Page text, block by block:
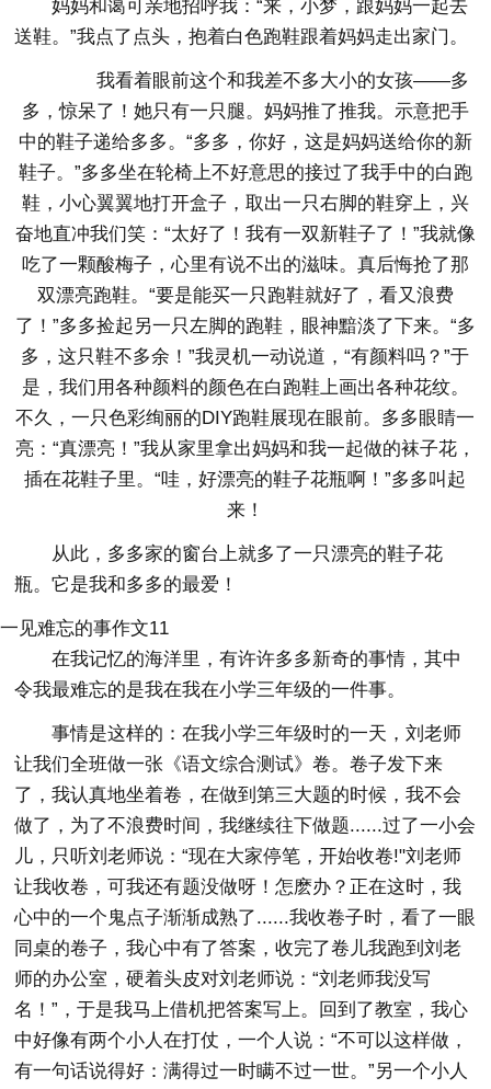
妈妈和蔼可亲地招呼我：“来，小梦，跟妈妈一起去
送鞋。”我点了点头，抱着白色跑鞋跟着妈妈走出家门。
我看着眼前这个和我差不多大小的女孩——多
多，惊呆了！她只有一只腿。妈妈推了推我。示意把手
中的鞋子递给多多。“多多，你好，这是妈妈送给你的新
鞋子。”多多坐在轮椅上不好意思的接过了我手中的白跑
鞋，小心翼翼地打开盒子，取出一只右脚的鞋穿上，兴
奋地直冲我们笑：“太好了！我有一双新鞋子了！”我就像
吃了一颗酸梅子，心里有说不出的滋味。真后悔抢了那
双漂亮跑鞋。“要是能买一只跑鞋就好了，看又浪费
了！”多多捡起另一只左脚的跑鞋，眼神黯淡了下来。“多
多，这只鞋不多余！”我灵机一动说道，“有颜料吗？”于
是，我们用各种颜料的颜色在白跑鞋上画出各种花纹。
不久，一只色彩绚丽的DIY跑鞋展现在眼前。多多眼睛一
亮：“真漂亮！”我从家里拿出妈妈和我一起做的袜子花，
插在花鞋子里。“哇，好漂亮的鞋子花瓶啊！”多多叫起
来！
从此，多多家的窗台上就多了一只漂亮的鞋子花
瓶。它是我和多多的最爱！
一见难忘的事作文11
在我记忆的海洋里，有许许多多新奇的事情，其中
令我最难忘的是我在我在小学三年级的一件事。
事情是这样的：在我小学三年级时的一天，刘老师
让我们全班做一张《语文综合测试》卷。卷子发下来
了，我认真地坐着卷，在做到第三大题的时候，我不会
做了，为了不浪费时间，我继续往下做题......过了一小会
儿，只听刘老师说：“现在大家停笔，开始收卷!"刘老师
让我收卷，可我还有题没做呀！怎麽办？正在这时，我
心中的一个鬼点子渐渐成熟了......我收卷子时，看了一眼
同桌的卷子，我心中有了答案，收完了卷儿我跑到刘老
师的办公室，硬着头皮对刘老师说：“刘老师我没写
名！”，于是我马上借机把答案写上。回到了教室，我心
中好像有两个小人在打仗，一个人说：“不可以这样做，
有一句话说得好：满得过一时瞒不过一世。”另一个小人